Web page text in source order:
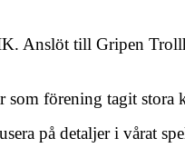
Anslöt till Gripen
som förening tagit stora
på detaljer i vårat